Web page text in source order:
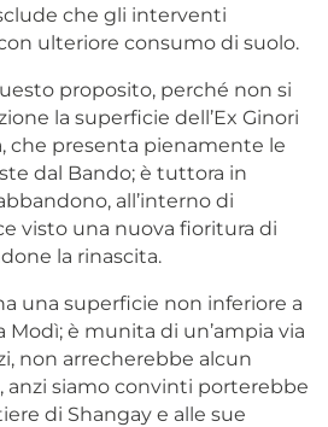
che gli interventi
ulteriore consumo di suolo.
proposito, perché non si
la superficie dell’Ex Ginori
che presenta pienamente le
dal Bando; è tuttora in
all’interno di
visto una nuova fioritura di
la rinascita.
una superficie non inferiore a
Modì; è munita di un’ampia via
non arrecherebbe alcun
anzi siamo convinti porterebbe
di Shangay e alle sue